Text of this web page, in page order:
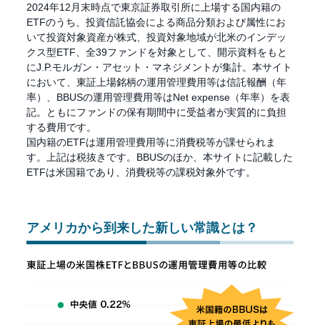
2024年12月末時点で東京証券取引所に上場する国内籍の
ETFのうち、投資信託協会による商品分類および属性にお
いて投資対象資産が株式、投資対象地域が北米のインデッ
クス型ETF、全39ファンドを対象として、開示資料をもと
にJ.P.モルガン・アセット・マネジメントが集計。本サイト
において、東証上場銘柄の運用管理費用等は信託報酬（年
率）、BBUSの運用管理費用等はNet expense（年率）を表
記。ともにファンドの保有期間中に受益者が実質的に負担
する費用です。
国内籍のETFは運用管理費用等に消費税等が課せられま
す。上記は税抜きです。BBUSのほか、本サイトに記載した
ETFは米国籍であり、消費税等の課税対象外です。
アメリカから到来した新しい常識とは？